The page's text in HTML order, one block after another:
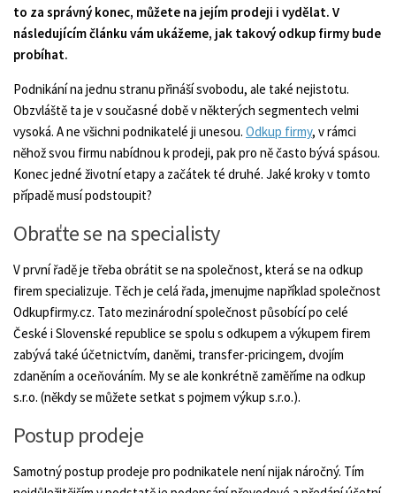
to za správný konec, můžete na jejím prodeji i vydělat. V
následujícím článku vám ukážeme, jak takový odkup firmy bude
probíhat.
Podnikání na jednu stranu přináší svobodu, ale také nejistotu.
Obzvláště ta je v současné době v některých segmentech velmi
vysoká. A ne všichni podnikatelé ji unesou. Odkup firmy, v rámci
něhož svou firmu nabídnou k prodeji, pak pro ně často bývá spásou.
Konec jedné životní etapy a začátek té druhé. Jaké kroky v tomto
případě musí podstoupit?
Obraťte se na specialisty
V první řadě je třeba obrátit se na společnost, která se na odkup
firem specializuje. Těch je celá řada, jmenujme například společnost
Odkupfirmy.cz. Tato mezinárodní společnost působící po celé
České i Slovenské republice se spolu s odkupem a výkupem firem
zabývá také účetnictvím, daněmi, transfer-pricingem, dvojím
zdaněním a oceňováním. My se ale konkrétně zaměříme na odkup
s.r.o. (někdy se můžete setkat s pojmem výkup s.r.o.).
Postup prodeje
Samotný postup prodeje pro podnikatele není nijak náročný. Tím